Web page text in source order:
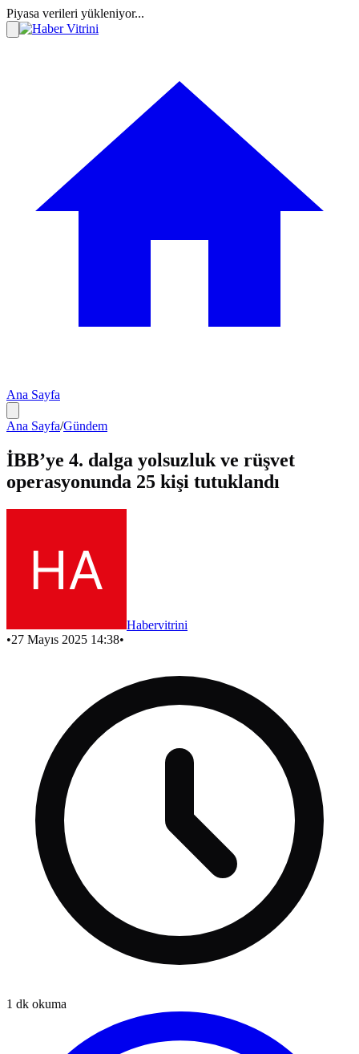
Piyasa verileri yükleniyor...
Ana Sayfa
Ana Sayfa/Gündem
İBB’ye 4. dalga yolsuzluk ve rüşvet
operasyonunda 25 kişi tutuklandı
Habervitrini
•27 Mayıs 2025 14:38•
1 dk okuma